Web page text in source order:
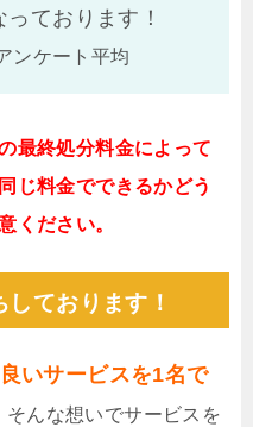
っております！
ンケート平均
最終処分料金によって
じ料金でできるかどう
ください。
ております！
良いサービスを1名で
そんな想いでサービスを